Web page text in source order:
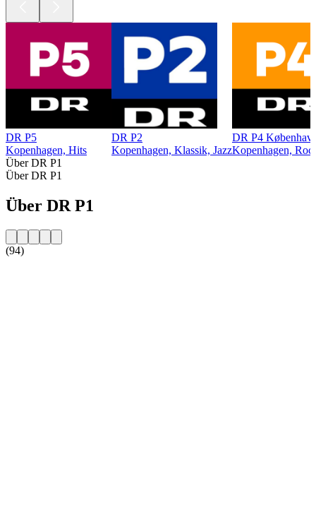
DR P5
Kopenhagen, Hits
DR P2
Kopenhagen, Klassik, Jazz
DR P4
Kopenhagen,
Über DR P1
Über DR P1
Über DR P1
(94)